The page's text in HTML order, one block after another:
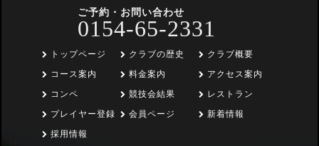
ご予約・お問い合わせ
0154-65-2331
トップページ
コース案内
コンペ
プレイヤー登録
採用情報
クラブの歴史
料金案内
競技会結果
会員ページ
クラブ概要
アクセス案内
レストラン
新着情報